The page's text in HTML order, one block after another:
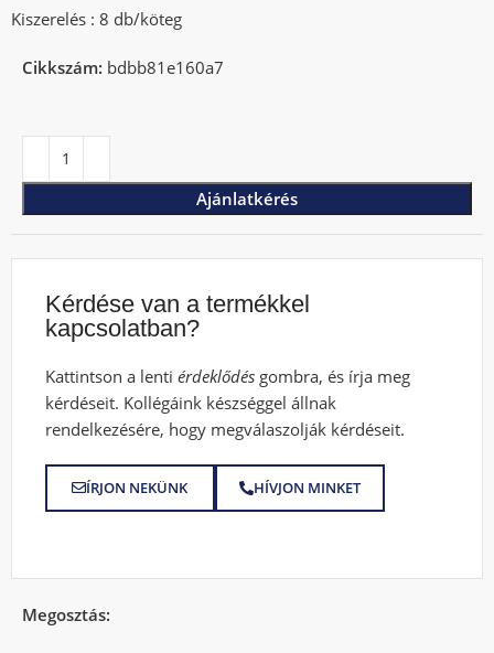
Kiszerelés : 8 db/köteg
Cikkszám: bdbb81e160a7
Ajánlatkérés
Kérdése van a termékkel
kapcsolatban?
Kattintson a lentiérdeklődés gombra, és írja meg
kérdéseit. Kollégáink készséggel állnak
rendelkezésére, hogy megválaszolják kérdéseit.
ÍRJON NEKÜNK HÍVJON MINKET
Megosztás: